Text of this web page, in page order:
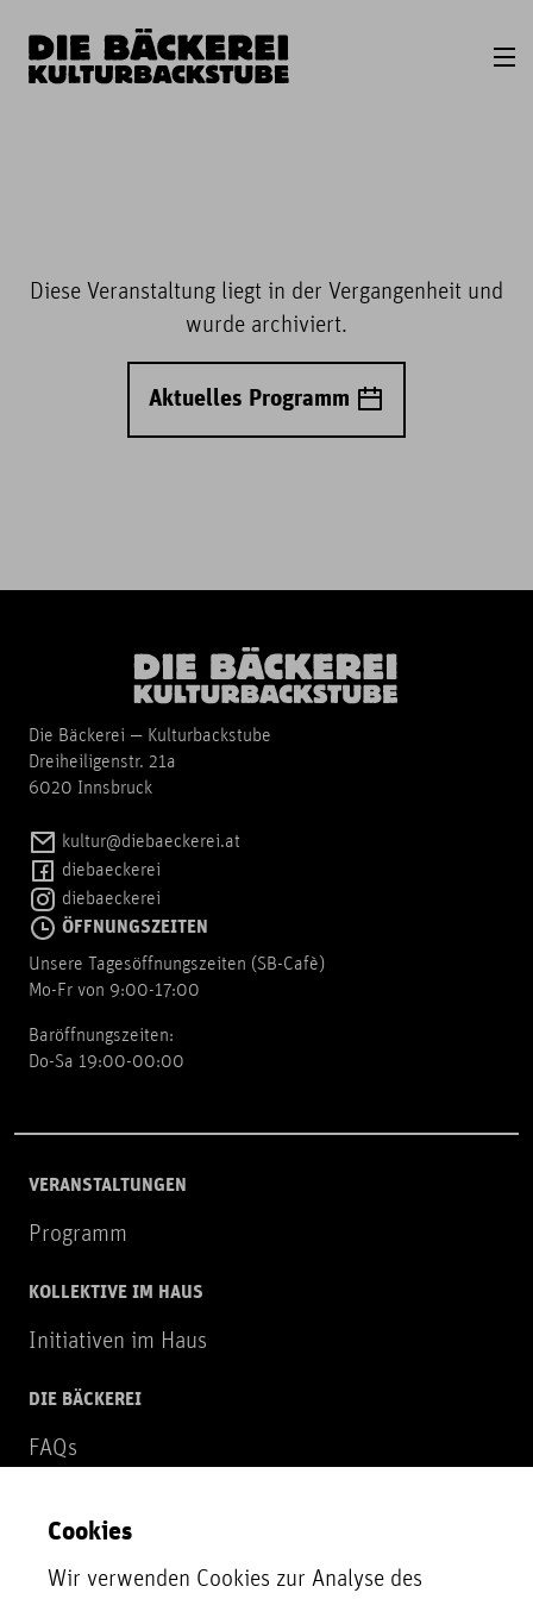
Diese Veranstaltung liegt in der Vergangenheit und
wurde archiviert.
Aktuelles Programm
Die Bäckerei — Kulturbackstube
Dreiheiligenstr. 21a
6020 Innsbruck
kultur@diebaeckerei.at
diebaeckerei
diebaeckerei
ÖFFNUNGSZEITEN
Unsere Tagesöffnungszeiten (SB-Cafè)
Mo-Fr von 9:00-17:00
Baröffnungszeiten:
Do-Sa 19:00-00:00
VERANSTALTUNGEN
Programm
KOLLEKTIVE IM HAUS
Initiativen im Haus
DIE BÄCKEREI
FAQs
NEWSLETTER
Zur Newsletter Anmeldung
Cookies
Wir verwenden Cookies zur Analyse des